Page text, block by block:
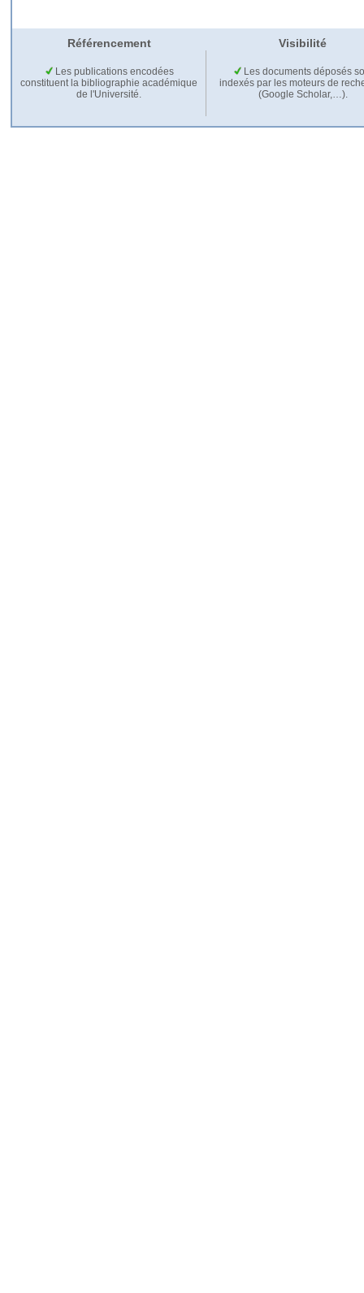
Référencement Visibilité
Les publications encodées
constituent la bibliographie académique
de l'Université.
Les documents déposés
indexés par les moteurs de
(Google Scholar,…).